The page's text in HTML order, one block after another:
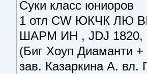
Суки класс юниоров
1 отл CW ЮКЧК ЛЮ
ШАРМ ИН , JDJ 1820,
(Биг Хоуп Диаманти
зав. Казаркина А. вл.